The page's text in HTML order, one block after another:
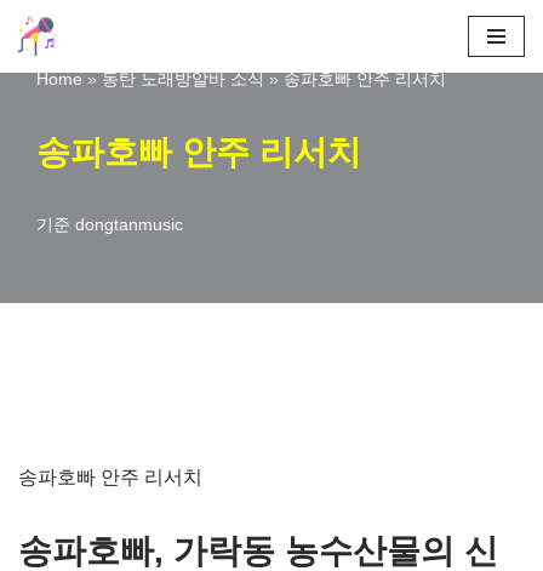
Home»동탄 노래방알바 소식»송파호빠 안주 리서치
송파호빠 안주 리서치
기준 dongtanmusic
송파호빠 안주 리서치
송파호빠, 가락동 농수산물의 신